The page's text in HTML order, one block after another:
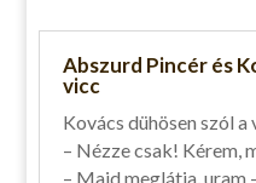
Abszurd Pincér és
vicc
Kovács dühösen szól
– Nézze csak! Kérem,
– Majd meglátja, uram